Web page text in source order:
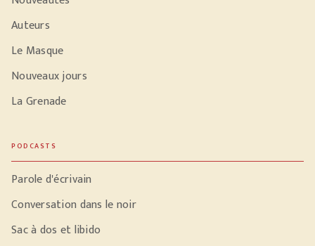
Auteurs
Le Masque
Nouveaux jours
La Grenade
PODCASTS
Parole d'écrivain
Conversation dans le noir
Sac à dos et libido